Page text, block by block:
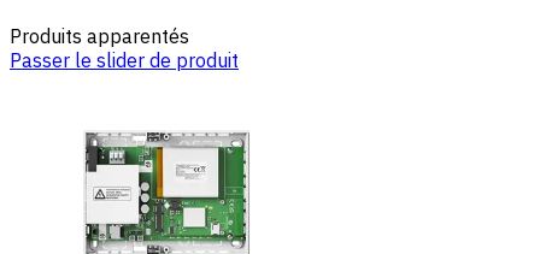
Produits apparentés
Passer le slider de produit